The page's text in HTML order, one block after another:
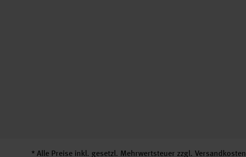
* Alle Preise inkl. gesetzl. Mehrwertsteuer zzgl. Versandkosten